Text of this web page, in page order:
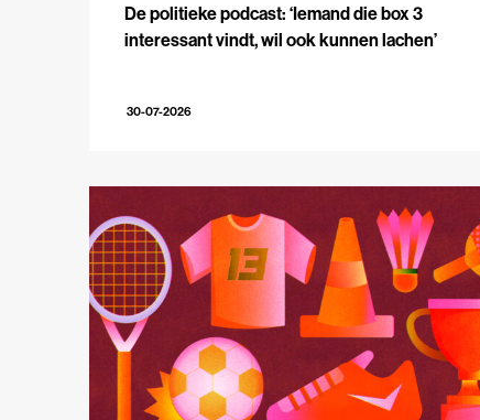
De politieke podcast: ‘Iemand die box 3
interessant vindt, wil ook kunnen lachen’
30-07-2026